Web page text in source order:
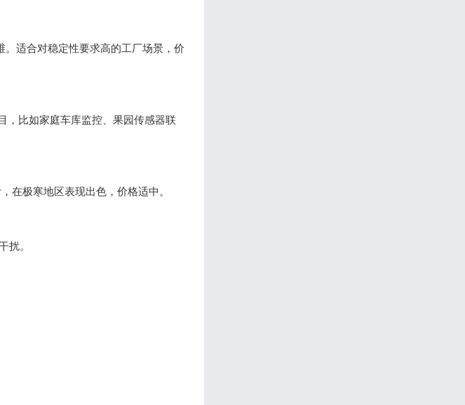
适合对稳定性要求高的工厂场景，价
，比如家庭车库监控、果园传感器联
在极寒地区表现出色，价格适中。
扰。